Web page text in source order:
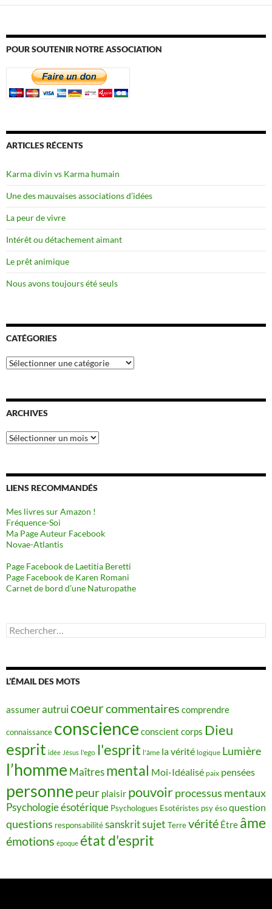
POUR SOUTENIR NOTRE ASSOCIATION
ARTICLES RÉCENTS
Karma divin vs Karma humain
Une des mauvaises associations d’idées
La peur de vivre
Intérêt ou détachement aimant
Le prêt animique
Nous avons toujours été seuls
CATÉGORIES
Catégories
ARCHIVES
Archives
LIENS RECOMMANDÉS
Mes livres sur Amazon !
Fréquence-Soi
Ma Page Auteur Facebook
Novae-Atlantis
Page Facebook de Laetitia Beretti
Page Facebook de Karen Romani
Carnet de bord d’une Naturopathe
Rechercher :
L’ÉMAIL DES MOTS
assumerautruicoeurcommentaires comprendre
connaissance conscience conscient corps Dieu
esprit idée Jésus l'ego l'esprit l'âme la vérité logique Lumière
l’homme Maîtres mental Moi-Idéalisé paix pensées
personne peur plaisir pouvoirprocessus mentaux
Psychologie ésotérique Psychologues Esotéristes psy ésoquestion
questions responsabilitésanskritsujet Terrevérité Être âme
émotions époque état d'esprit